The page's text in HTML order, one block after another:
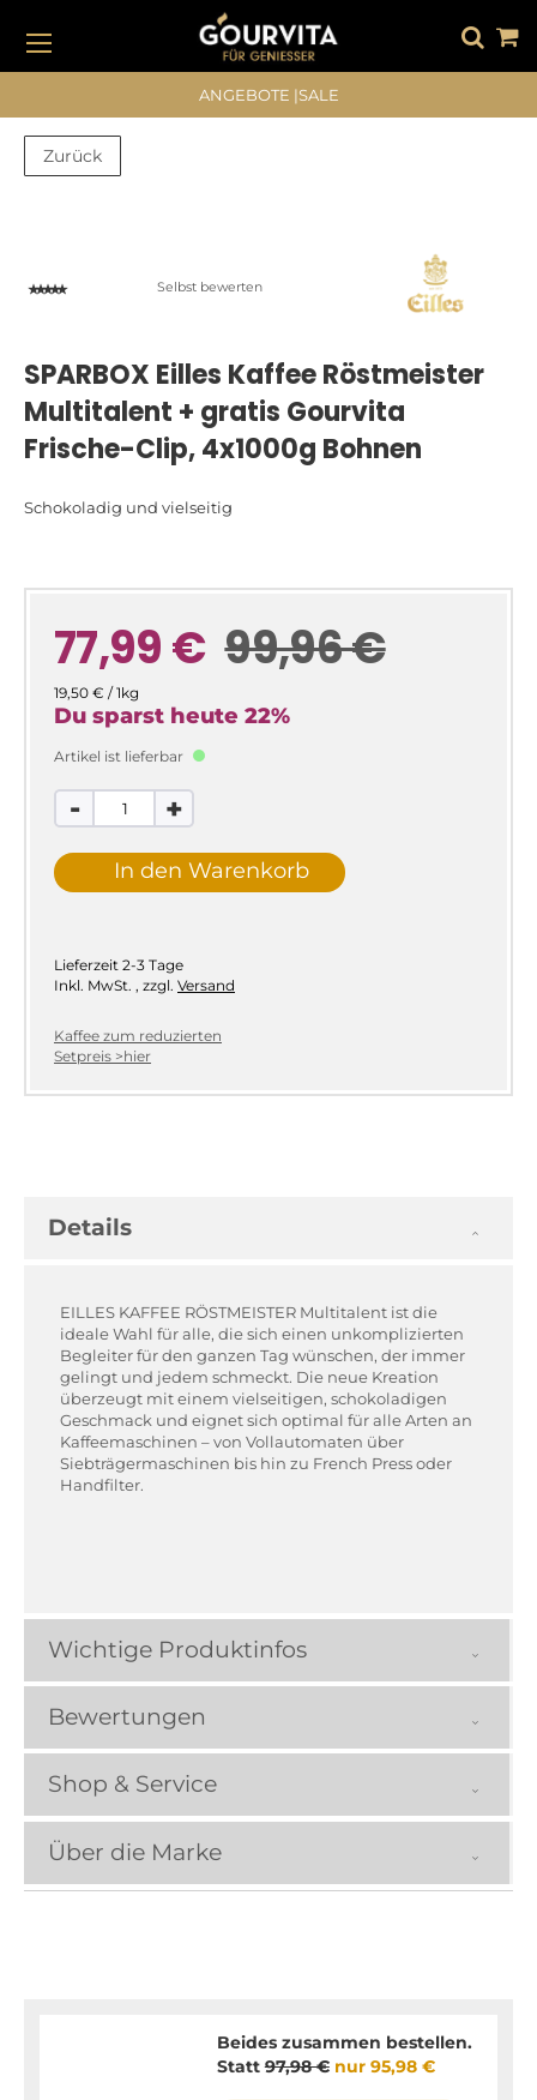
DIREKT
ZUM
INHALT
#DRÜCKEN SIE DIE EINGABETASTE, UM ZU SUCHEN
ANGEBOTE |SALE
Zurück
springen
springen
Selbst bewerten
SPARBOX Eilles Kaffee Röstmeister
Multitalent + gratis Gourvita
Frische-Clip, 4x1000g Bohnen
Schokoladig und vielseitig
77,99 € 99,96 €
19,50 € / 1kg
Du sparst heute 22%
Artikel ist lieferbar
- +
In den Warenkorb
Lieferzeit 2-3 Tage
Inkl. MwSt. , zzgl. Versand
Kaffee zum reduzierten
Setpreis >hier
Details
EILLES KAFFEE RÖSTMEISTER Multitalent ist die
ideale Wahl für alle, die sich einen unkomplizierten
Begleiter für den ganzen Tag wünschen, der immer
gelingt und jedem schmeckt. Die neue Kreation
überzeugt mit einem vielseitigen, schokoladigen
Geschmack und eignet sich optimal für alle Arten an
Kaffeemaschinen – von Vollautomaten über
Siebträgermaschinen bis hin zu French Press oder
Handfilter.
Wichtige Produktinfos
Bewertungen
Shop & Service
Über die Marke
Beides zusammen bestellen.
Statt97,98 € nur 95,98 €